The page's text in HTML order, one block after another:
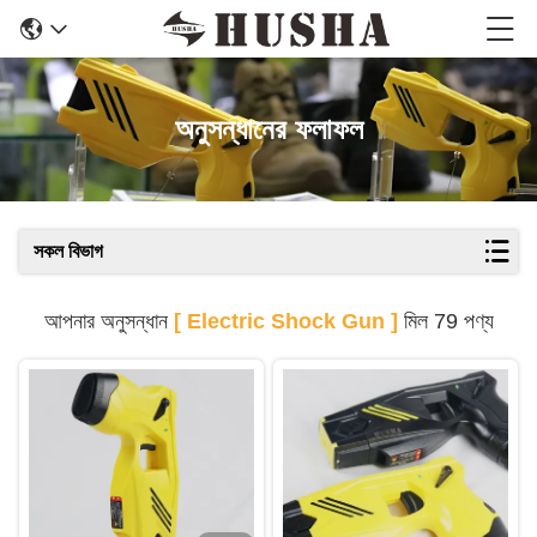
অনুসন্ধানের ফলাফল
সকল বিভাগ
আপনার অনুসন্ধান [ Electric Shock Gun ] মিল 79 পণ্য